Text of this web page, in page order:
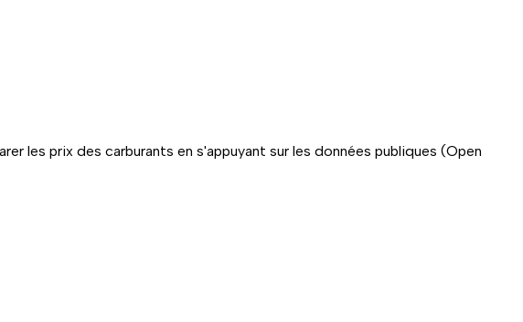
les prix des carburants en s'appuyant sur les données publiques (Open